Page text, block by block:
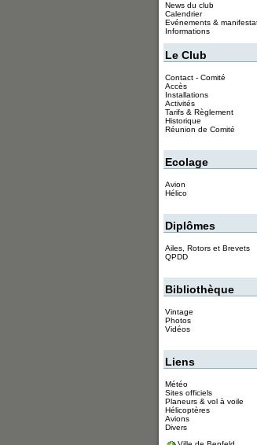
News du club
Calendrier
Evénements &
Informations
Le Club
Contact - Comité
Accès
Installations
Activités
Tarifs & Règlement
Historique
Réunion de Comité
Ecolage
Avion
Hélico
Diplômes
Ailes, Rotors et Brevets
QPDD
Bibliothèque
Vintage
Photos
Vidéos
Liens
Météo
Sites officiels
Planeurs & vol à voile
Hélicoptères
Avions
Divers